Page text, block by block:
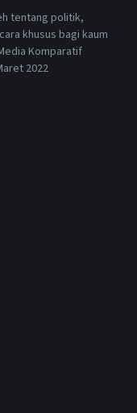
tentang politik,
khusus bagi kaum
Komparatif
2022